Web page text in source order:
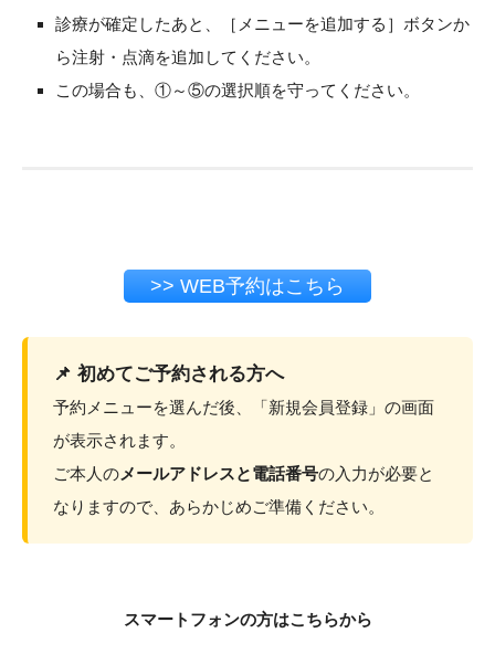
診療が確定したあと、［メニューを追加する］ボタンか
ら注射・点滴を追加してください。
この場合も、①～⑤の選択順を守ってください。
>> WEB予約はこちら
📌 初めてご予約される方へ
予約メニューを選んだ後、「新規会員登録」の画面
が表示されます。
ご本人のメールアドレスと電話番号の入力が必要と
なりますので、あらかじめご準備ください。
スマートフォンの方はこちらから